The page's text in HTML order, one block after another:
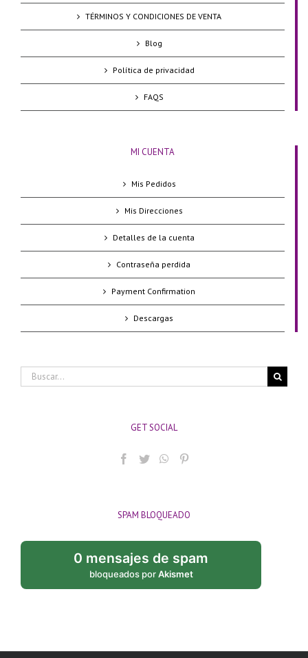
TÉRMINOS Y CONDICIONES DE VENTA
Blog
Política de privacidad
FAQS
MI CUENTA
Mis Pedidos
Mis Direcciones
Detalles de la cuenta
Contraseña perdida
Payment Confirmation
Descargas
Buscar:
GET SOCIAL
SPAM BLOQUEADO
0 mensajes de spam
bloqueados porAkismet